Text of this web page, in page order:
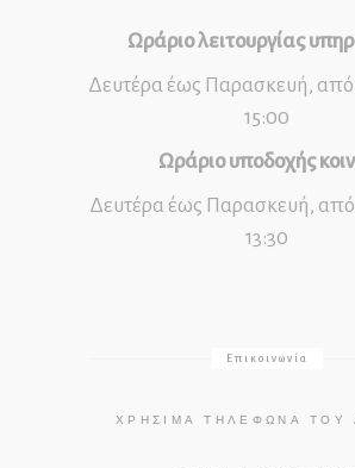
Ωράριο λειτουργίας
Δευτέρα έως Παρασκευή,
15:00
Ωράριο υποδοχής
Δευτέρα έως Παρασκευή,
13:30
Επικοινωνία
ΧΡΉΣΙΜΑ ΤΗΛΈΦΩΝΑ ΤΟΥ